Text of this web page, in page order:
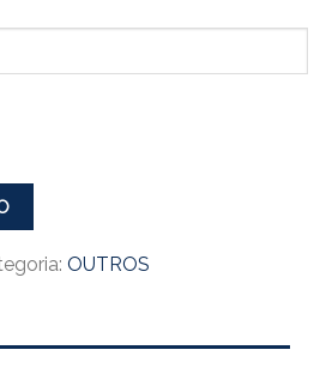
OUTROS